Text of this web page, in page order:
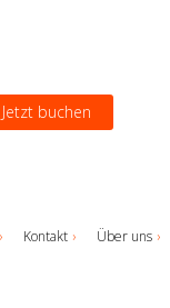
Jetzt buchen
Kontakt Über uns